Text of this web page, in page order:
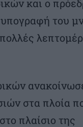
και ο
του
στα πλοία
πλαίσιο της